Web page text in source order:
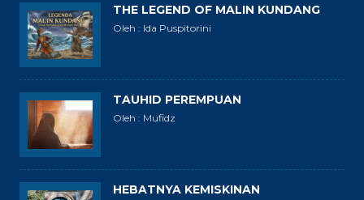
THE LEGEND OF MALIN KUNDANG
Oleh : Ida Puspitorini
TAUHID PEREMPUAN
Oleh : Mufidz
HEBATNYA KEMISKINAN